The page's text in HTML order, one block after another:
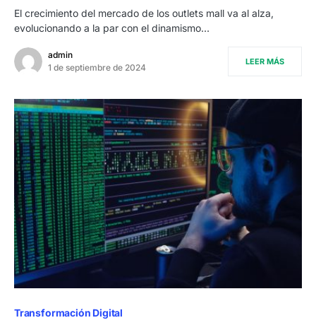
El crecimiento del mercado de los outlets mall va al alza,
evolucionando a la par con el dinamismo…
admin
1 de septiembre de 2024
LEER MÁS
Transformación Digital